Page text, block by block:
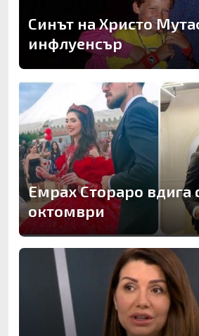
Синът на Христо
инфлуенсър
Емрах Стораро вдига
октомври